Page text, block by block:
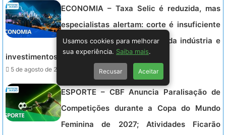
ECONOMIA – Taxa Selic é reduzida, mas
especialistas alertam: corte é insuficiente
para estimular crescimento da indústria e
investimentos no Brasil.
5 de agosto de 2026 - 20:52.
ESPORTE – CBF Anuncia Paralisação de
Competições durante a Copa do Mundo
Feminina de 2027; Atividades Ficarão
Usamos cookies para melhorar
sua experiência. Saiba mais.
Recusar Aceitar